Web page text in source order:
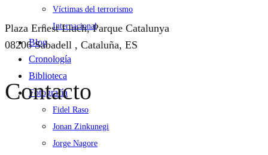
Víctimas del terrorismo
Internacional
Blog
Cronología
Biblioteca
Fotografía
Fidel Raso
Jonan Zinkunegi
Jorge Nagore
Plaza Ernest Lluch, Parque Catalunya
08206 Sabadell , Cataluña, ES
Contacto